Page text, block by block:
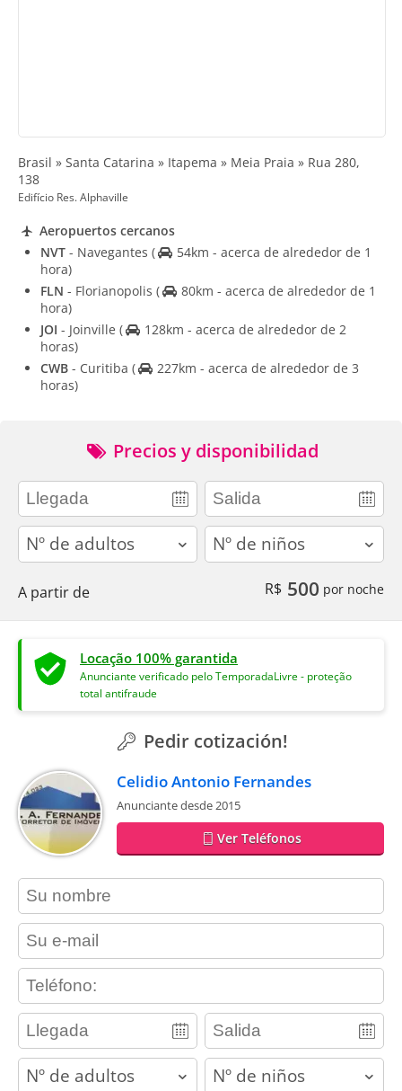
Brasil » Santa Catarina » Itapema » Meia Praia » Rua 280,
138
Edifício Res. Alphaville
Aeropuertos cercanos
NVT - Navegantes (
54km - acerca de alrededor de 1
hora)
FLN - Florianopolis (
80km - acerca de alrededor de 1
hora)
JOI - Joinville (
128km - acerca de alrededor de 2
horas)
CWB - Curitiba (
227km - acerca de alrededor de 3
horas)
Precios y disponibilidad
adults children
A partir de R$ 500 por noche
Locação 100% garantida
Anunciante verificado pelo TemporadaLivre - proteção
total antifraude
Pedir cotización!
Celidio Antonio Fernandes
Anunciante desde 2015
Ver Teléfonos
contact_name
contact_email
contact_phone
adults children